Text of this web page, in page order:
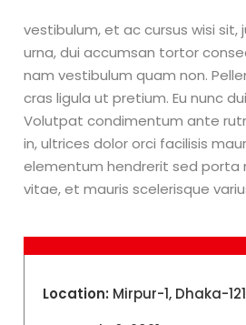
vestibulum, et ac cursus wisi sit,
urna, dui accumsan tortor
nam vestibulum quam non.
cras ligula ut pretium. Eu nunc
Volutpat condimentum ante
in, ultrices dolor orci facilisis
elementum hendrerit sed porta
vitae, et mauris scelerisque
Location: Mirpur-1, Dhaka-